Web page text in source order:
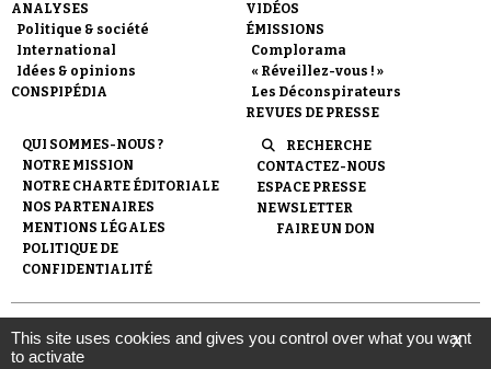
Faire un don
Demander à Vera
ANALYSES
Politique & société
International
Idées & opinions
CONSPIPÉDIA
VIDÉOS
ÉMISSIONS
Complorama
« Réveillez-vous ! »
Les Déconspirateurs
REVUES DE PRESSE
QUI SOMMES-NOUS ?
NOTRE MISSION
NOTRE CHARTE ÉDITORIALE
NOS PARTENAIRES
MENTIONS LÉGALES
POLITIQUE DE
CONFIDENTIALITÉ
RECHERCHE
CONTACTEZ-NOUS
ESPACE PRESSE
NEWSLETTER
FAIRE UN DON
© 2007- 2026 Conspiracy Watch | Une réalisation de
l'Observatoire du conspirationnisme (association loi de 1901) avec
le soutien de la Fondation pour la Mémoire de la Shoah.
X
This site uses cookies and gives you control over what you want
to activate